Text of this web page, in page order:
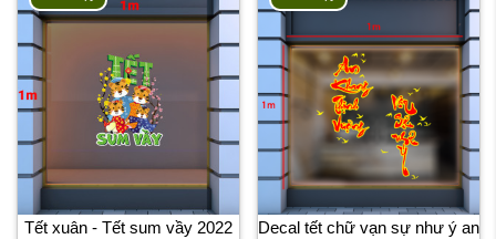
Tết xuân - Tết sum vầy 2022
Decal tết chữ vạn sự như ý an